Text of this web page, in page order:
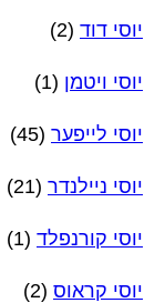
יוסי דוד (2)
יוסי ויטמן (1)
יוסי לייפער (45)
יוסי ניילנדר (21)
יוסי קורנפלד (1)
יוסי קראוס (2)